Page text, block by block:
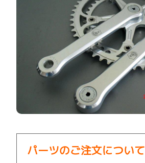
パーツのご注文について